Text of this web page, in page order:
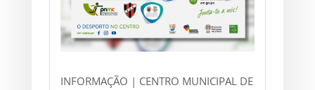
INFORMAÇÃO | CENTRO MUNICIPAL DE